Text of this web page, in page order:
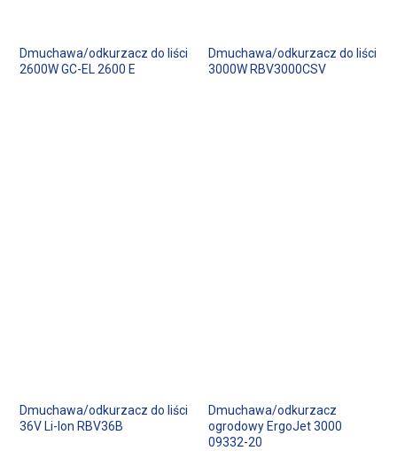
Dmuchawa/odkurzacz do liści
2600W GC-EL 2600 E
Dmuchawa/odkurzacz do liści
3000W RBV3000CSV
Dmuchawa/odkurzacz do liści
36V Li-Ion RBV36B
Dmuchawa/odkurzacz
ogrodowy ErgoJet 3000
09332-20